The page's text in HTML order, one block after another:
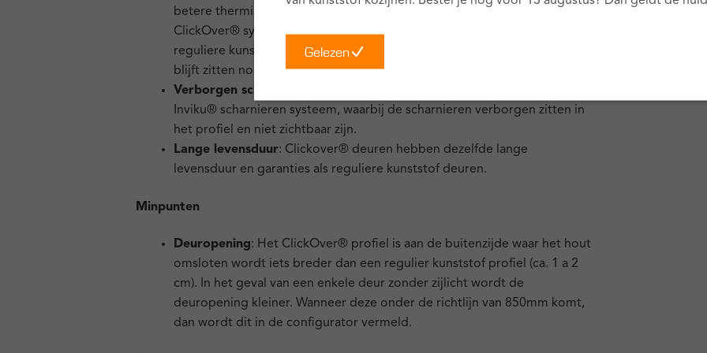
betere thermische en geluidsisolatie dan traditionele houten kozijnen.
ClickOver® systemen isoleren daarbij doorgaans nog net iets beter dan
reguliere kunststof kozijnen en deuren. Dat komt omdat het hout dat
blijft zitten nog een extra isolatielaag creëert.
Verborgen scharnieren:
Inviku® scharnieren systeem, waarbij de scharnieren verborgen zitten in
het profiel en niet zichtbaar zijn.
Lange levensduur: Clickover® deuren hebben dezelfde lange
levensduur en garanties als reguliere kunststof deuren.
Minpunten
Deuropening: Het ClickOver® profiel is aan de buitenzijde waar het hout
omsloten wordt iets breder dan een regulier kunststof profiel (ca. 1 a 2
cm). In het geval van een enkele deur zonder zijlicht wordt de
deuropening kleiner. Wanneer deze onder de richtlijn van 850mm komt,
dan wordt dit in de configurator vermeld.
Gelezen